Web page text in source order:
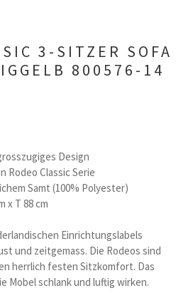
3-SITZER SOFA
800576-14
Design
Rodeo Classic Serie
Samt (100% Polyester)
x T 88 cm
Einrichtungslabels
und zeitgemass. Die Rodeos sind
herrlich festen Sitzkomfort. Das
Mobel schlank und luftig wirken.